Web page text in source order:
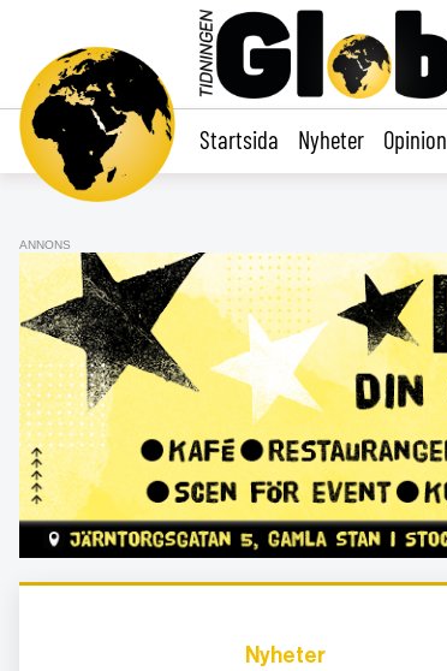
Startsida Nyheter Opinion
ANNONS
Nyheter